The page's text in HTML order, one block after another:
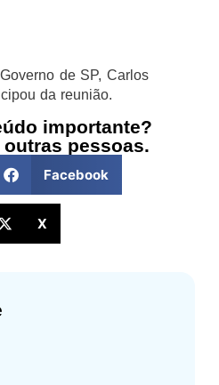
de SP, Carlos
da reunião.
importante?
pessoas.
Facebook
X